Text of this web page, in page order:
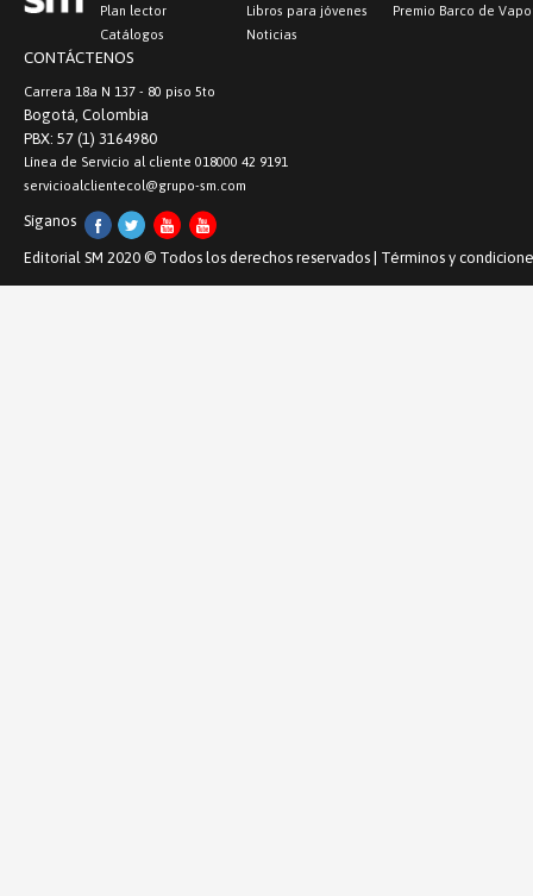
Plan lector Libros para jóvenes
Premio Barco de
Catálogos
Noticias
CONTÁCTENOS
Carrera 18a N 137 - 80 piso 5to
Bogotá, Colombia
PBX: 57 (1) 3164980
Línea de Servicio al cliente 018000 42 9191
servicioalclientecol@grupo-sm.com
Síganos
Editorial SM 2020 © Todos los derechos reservados | Términos y